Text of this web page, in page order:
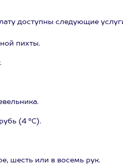
доступны следующие
пихты.
(4 °C).
шесть или в восемь рук.